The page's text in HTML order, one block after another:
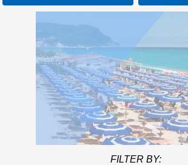
Camping Numana Blu
Marken
Das Feriendorf befindet
sich an der Küste von
Numana, im Herzen der
Küste und Regionalpark
FILTER BY: